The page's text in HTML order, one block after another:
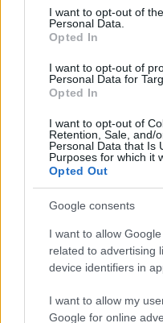
consent section.
I want to opt-out of
Personal Data.
Opted In
I want to opt-out of
Personal Data for
Opted In
I want to opt-out of
Retention, Sale, and/
Personal Data that Is
Purposes for which it
Opted Out
Google consents
I want to allow
related to advertising
device identifiers in
I want to allow my
Google for online
dácsája mellé Viktor
Yael Ivanka Trump
Kaloramaba a partyk
sábesz, középen egy
majomparádé pedig
jártak jól.